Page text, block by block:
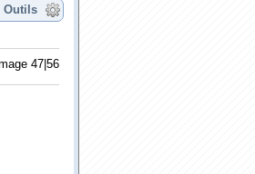
Outils
47|56